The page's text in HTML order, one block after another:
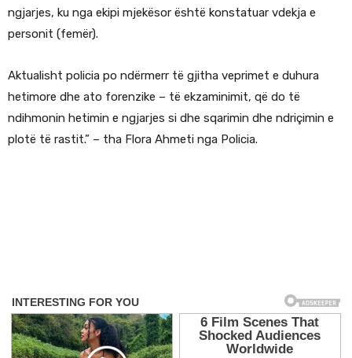
ngjarjes, ku nga ekipi mjekësor është konstatuar vdekja e
personit (femër).
Aktualisht policia po ndërmerr të gjitha veprimet e duhura
hetimore dhe ato forenzike – të ekzaminimit, që do të
ndihmonin hetimin e ngjarjes si dhe sqarimin dhe ndriçimin e
plotë të rastit.” – tha Flora Ahmeti nga Policia.